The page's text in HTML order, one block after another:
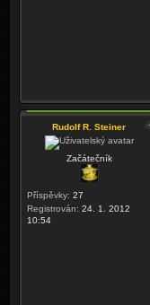
Rudolf R. Steiner
Začátečník
Příspěvky: 27
Registrován: 24. 1. 2012
10:54